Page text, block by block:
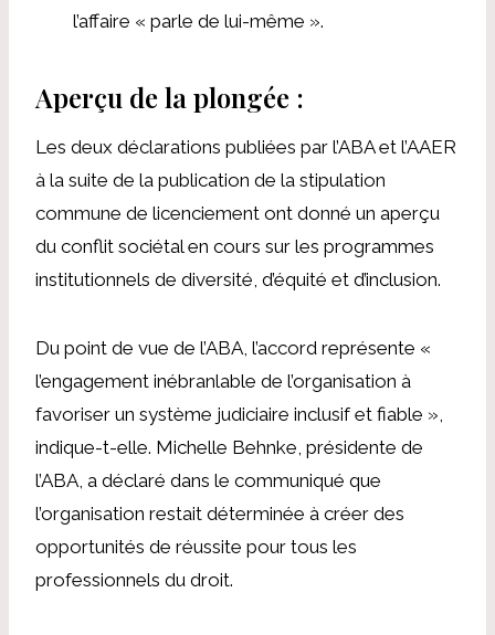
l’affaire « parle de lui-même ».
Aperçu de la plongée :
Les deux déclarations publiées par l’ABA et l’AAER
à la suite de la publication de la stipulation
commune de licenciement ont donné un aperçu
du conflit sociétal en cours sur les programmes
institutionnels de diversité, d’équité et d’inclusion.
Du point de vue de l’ABA, l’accord représente «
l’engagement inébranlable de l’organisation à
favoriser un système judiciaire inclusif et fiable »,
indique-t-elle. Michelle Behnke, présidente de
l’ABA, a déclaré dans le communiqué que
l’organisation restait déterminée à créer des
opportunités de réussite pour tous les
professionnels du droit.